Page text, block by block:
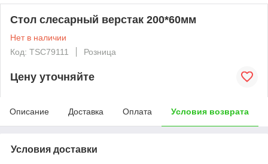
Стол слесарный верстак 200*60мм
Нет в наличии
Код: TSC79111
Розница
Цену уточняйте
Описание Доставка Оплата Условия возврата
Условия доставки